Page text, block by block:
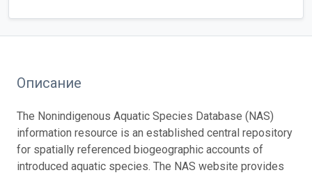
Описание
The Nonindigenous Aquatic Species Database (NAS)
information resource is an established central repository
for spatially referenced biogeographic accounts of
introduced aquatic species. The NAS website provides